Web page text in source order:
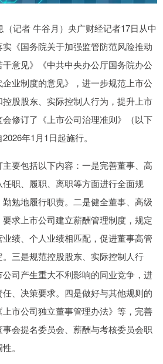
记者 牛谷月）央广财经记者17日从中
《国务院关于加强监管防范风险推动
意见》《中共中央办公厅国务院办公
业制度的意见》，进一步规范上市公
股股东、实际控制人行为，提升上市
修订了《上市公司治理准则》（以下
年1月1日起施行。
要包括以下内容：一是完善董事、高
职、履职、离职等方面进行全面规
勉地履行职责。二是健全董事、高级
求上市公司建立薪酬管理制度，规定
绩、个人业绩相匹配，促进董事高管
三是规范控股股东、实际控制人行
司产生重大不利影响的同业竞争，进
、决策要求。四是做好与其他规则的
市公司独立董事管理办法》等，完善
会提名委员会、薪酬与考核委员会职
。